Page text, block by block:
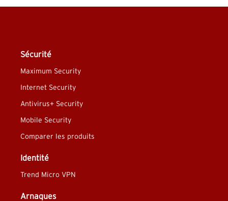
Sécurité
Maximum Security
Internet Security
Antivirus+ Security
Mobile Security
Comparer les produits
Identité
Trend Micro VPN
Arnaques